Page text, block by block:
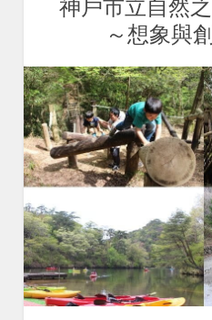
神戶市立自然
～想象與